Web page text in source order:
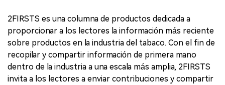
2FIRSTS es una columna de productos dedicada a
proporcionar a los lectores la información más reciente
sobre productos en la industria del tabaco. Con el fin de
recopilar y compartir información de primera mano
dentro de la industria a una escala más amplia, 2FIRSTS
invita a los lectores a enviar contribuciones y compartir